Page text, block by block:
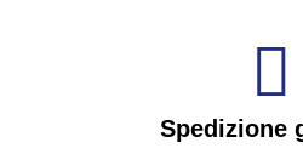
Spedizione